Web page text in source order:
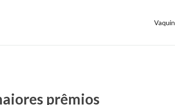
prêmios